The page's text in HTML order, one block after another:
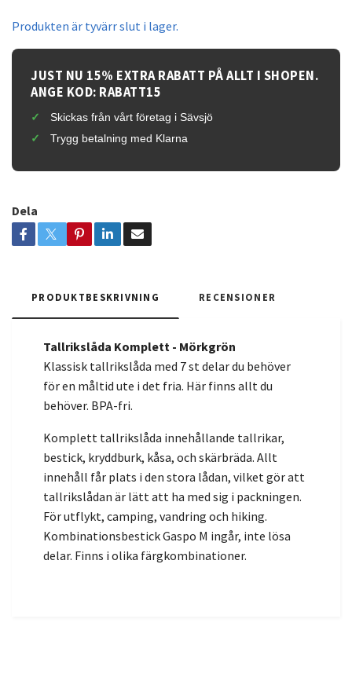
Produkten är tyvärr slut i lager.
JUST NU 15% EXTRA RABATT PÅ ALLT I SHOPEN.
ANGE KOD: RABATT15
Skickas från vårt företag i Sävsjö
Trygg betalning med Klarna
Dela
PRODUKTBESKRIVNING RECENSIONER
Tallrikslåda Komplett - Mörkgrön
Klassisk tallrikslåda med 7 st delar du behöver
för en måltid ute i det fria. Här finns allt du
behöver. BPA-fri.
Komplett tallrikslåda innehållande tallrikar,
bestick, kryddburk, kåsa, och skärbräda. Allt
innehåll får plats i den stora lådan, vilket gör att
tallrikslådan är lätt att ha med sig i packningen.
För utflykt, camping, vandring och hiking.
Kombinationsbestick Gaspo M ingår, inte lösa
delar. Finns i olika färgkombinationer.